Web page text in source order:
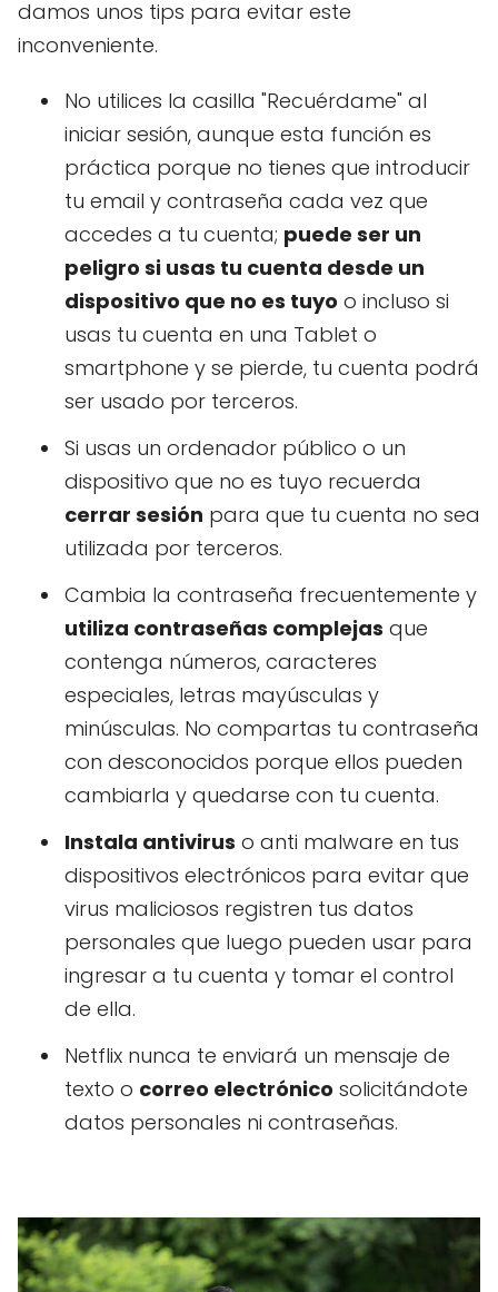
damos unos tips para evitar este
inconveniente.
No utilices la casilla "Recuérdame" al
iniciar sesión, aunque esta función es
práctica porque no tienes que introducir
tu email y contraseña cada vez que
accedes a tu cuenta; puede ser un
peligro si usas tu cuenta desde un
dispositivo que no es tuyo o incluso si
usas tu cuenta en una Tablet o
smartphone y se pierde, tu cuenta podrá
ser usado por terceros.
Si usas un ordenador público o un
dispositivo que no es tuyo recuerda
cerrar sesión para que tu cuenta no sea
utilizada por terceros.
Cambia la contraseña frecuentemente y
utiliza contraseñas complejas que
contenga números, caracteres
especiales, letras mayúsculas y
minúsculas. No compartas tu contraseña
con desconocidos porque ellos pueden
cambiarla y quedarse con tu cuenta.
Instala antivirus o anti malware en tus
dispositivos electrónicos para evitar que
virus maliciosos registren tus datos
personales que luego pueden usar para
ingresar a tu cuenta y tomar el control
de ella.
Netflix nunca te enviará un mensaje de
texto o correo electrónico solicitándote
datos personales ni contraseñas.